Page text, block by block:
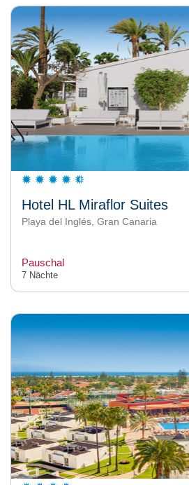
Hotel HL Miraflor Suites
Playa del Inglés, Gran Canaria
Pauschal
7 Nächte